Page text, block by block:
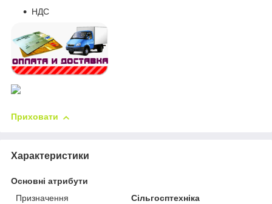
НДС
Приховати
Характеристики
Основні атрибути
Призначення
Сільгосптехніка